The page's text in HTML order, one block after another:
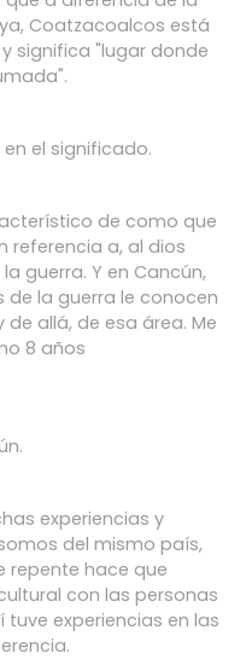
Coatzacoalcos está
y significa "lugar donde
en el significado.
de como que
referencia a, al dios
la guerra. Y en Cancún,
de la guerra le conocen
de allá, de esa área. Me
8 años
experiencias y
del mismo país,
repente hace que
con las personas
tuve experiencias en las